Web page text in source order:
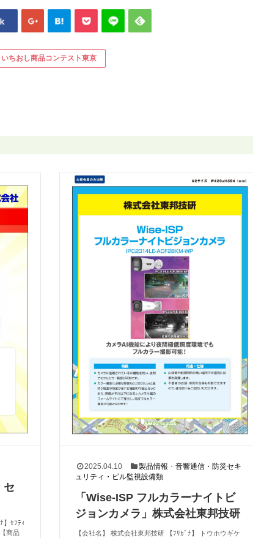
いちおし商品コンテスト東京
セ
】ｾﾌﾃｨ
商品
2025.04.10 製品情報 ・音響通信・防災セキ
ュリティ・ビル監視設備類
「Wise-ISP フルカラーナイトビ
ジョンカメラ」株式会社東邦技研
【会社名】 株式会社東邦技研 【ﾌﾘｶﾞﾅ】 トウホウギケ